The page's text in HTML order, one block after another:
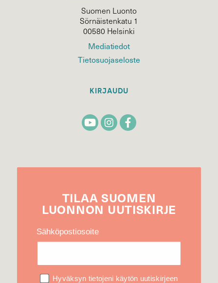
Suomen Luonto
Sörnäistenkatu 1
00580 Helsinki
Mediatiedot
Tietosuojaseloste
KIRJAUDU
TILAA SUOMEN
LUONNON UUTIS­KIRJE
Sähköpostiosoite
Hyväksyn tietojeni käytön uutiskirjeen